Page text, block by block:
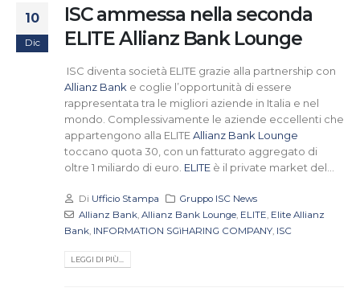
10
Dic
ISC ammessa nella seconda
ELITE Allianz Bank Lounge
ISC diventa società ELITE grazie alla partnership con
Allianz Bank e coglie l’opportunità di essere
rappresentata tra le migliori aziende in Italia e nel
mondo. Complessivamente le aziende eccellenti che
appartengono alla ELITEAllianz Bank Lounge
toccano quota 30, con un fatturato aggregato di
oltre 1 miliardo di euro. ELITE è il private market del...
Di Ufficio Stampa
Gruppo ISC News
Allianz Bank, Allianz Bank Lounge, ELITE Elite Allianz
Bank INFORMATION SGìHARING COMPANY ISC
LEGGI DI PIÙ...